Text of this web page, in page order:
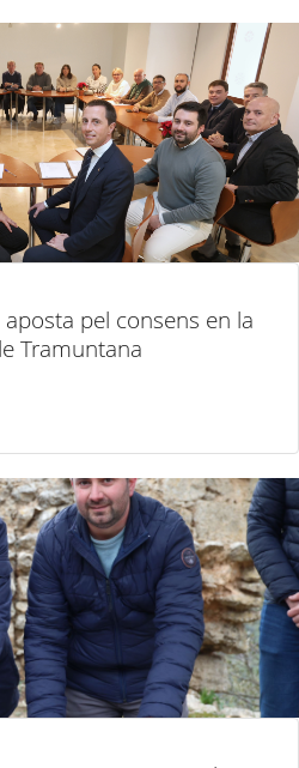
pel consens en la
Tramuntana